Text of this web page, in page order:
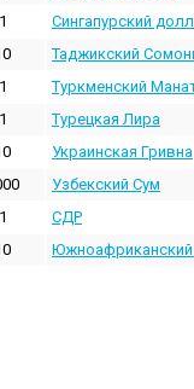
1 Сингапурский
Таджикский
1 Туркменский
1 Турецкая Лира
Украинская Гривна
Узбекский Сум
1 СДР